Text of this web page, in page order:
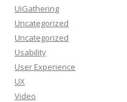
UiGathering
Uncategorized
Uncategorized
Usability
User Experience
UX
Video